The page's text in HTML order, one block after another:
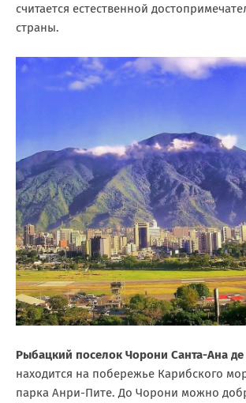
считается естественной
страны.
Рыбацкий поселок Чорони Санта-Ана
находится на побережье Карибского
парка Анри-Пите. До Чорони можно